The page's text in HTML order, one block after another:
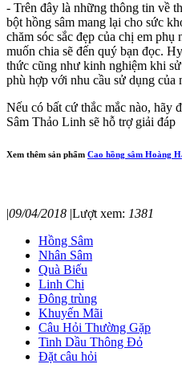
- Trên đây là những thông tin về
bột hồng sâm mang lại cho sức
chăm sóc sắc đẹp của chị em
muốn chia sẽ đến quý bạn đọc.
thức cũng như kinh nghiệm khi
phù hợp với nhu cầu sử dụng của
Nếu có bất cứ thắc mắc nào, hãy
Sâm Thảo Linh sẽ hỗ trợ giải đáp
Xem thêm sản phẩm Cao hồng sâm Hoàng
|09/04/2018 |Lượt xem: 1381
Hồng Sâm
Nhân Sâm
Quà Biếu
Linh Chi
Đông trùng
Khuyến Mãi
Câu Hỏi Thường Gặp
Tinh Dầu Thông Đỏ
Đặt câu hỏi